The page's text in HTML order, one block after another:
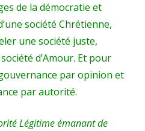
de la démocratie et
société Chrétienne,
une société juste,
d’Amour. Et pour
par opinion et
par autorité.
Légitime émanant de